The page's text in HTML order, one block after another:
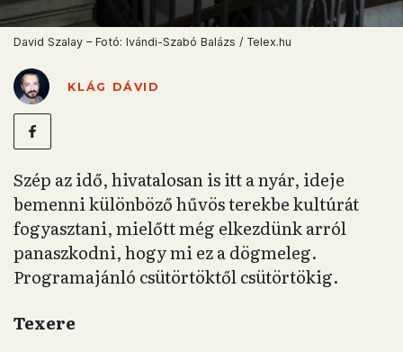
David Szalay – Fotó: Ivándi-Szabó Balázs / Telex.hu
KLÁG DÁVID
Szép az idő, hivatalosan is itt a nyár, ideje
bemenni különböző hűvös terekbe kultúrát
fogyasztani, mielőtt még elkezdünk arról
panaszkodni, hogy mi ez a dögmeleg.
Programajánló csütörtöktől csütörtökig.
Texere